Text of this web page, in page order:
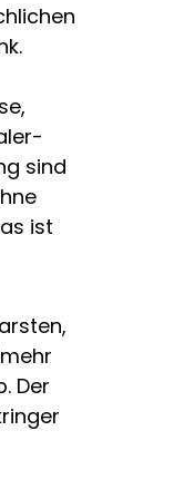
sind
ist
Der